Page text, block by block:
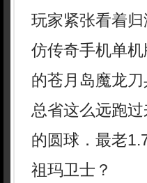
玩家紧张看着
仿传奇手机单
的苍月岛魔龙
总省这么远跑
的圆球．最老
祖玛卫士？